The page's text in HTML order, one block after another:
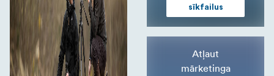
sīkfailus
Atļaut
mārketinga